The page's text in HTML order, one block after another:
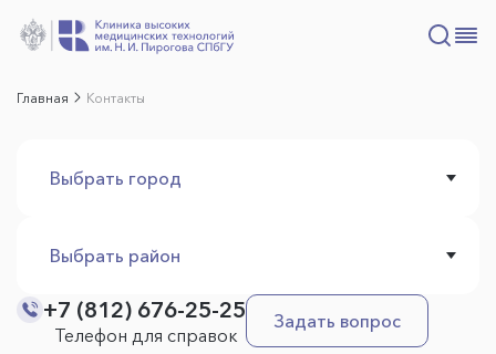
Главная Контакты
Выбрать город
Выбрать район
+7 (812) 676-25-25
Телефон для справок
Задать вопрос